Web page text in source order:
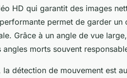
HD qui garantit des images
performante permet de garder
Grâce à un angle de vue
morts souvent
détection de mouvement est